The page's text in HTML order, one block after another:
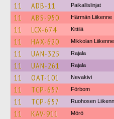
11 ADB-11 Paikallislinjat
11 ABS-950 Härmän Liikenne
11 LCX-674 Kittilä
11 HAX-620 Mikkolan Liikenne
11 UAN-325 Rajala
11 UAN-261 Rajala
11 OAT-101 Nevakivi
11 TCP-657 Förbom
11 TCP-657 Ruohosen
11 KAV-911 Mörö